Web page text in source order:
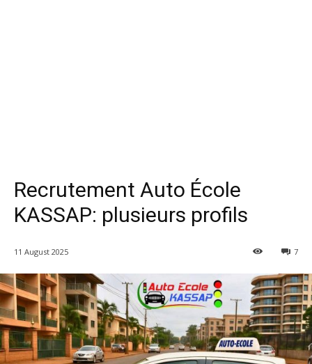
Recrutement Auto École
KASSAP: plusieurs profils
11 August 2025 7